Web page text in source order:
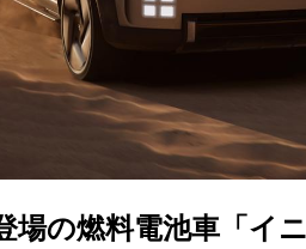
場の燃料電池車「イ